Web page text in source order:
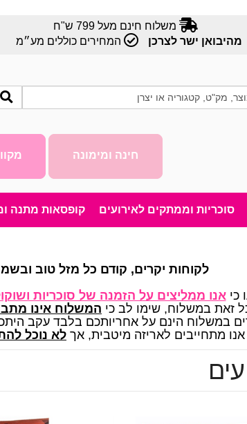
משלוח חינם מעל 799 ש"ח
מהיבואן ישר לצרכן
המחירים כוללים מע״מ
חינה ומימונה
סוכריות וממתקים לאירועים קופסאות מתנה
לקוחות יקרים, קודם כל מזל טוב
כיאנו ממליצים על הזמנה של סוכריות
זאת במשלוח, שימו לב כי המשלוח אינו
במשלוח הינם על אחריותכם בלבד עקב
אנו מתחייבים לאריזה מיטבית, אך לא נוכל